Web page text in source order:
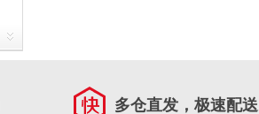
多仓直发，极速配送